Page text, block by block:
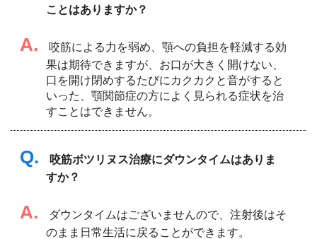
ことはありますか？
A.
咬筋による力を弱め、顎への負担を軽減する効
果は期待できますが、お口が大きく開けない、
口を開け閉めするたびにカクカクと音がすると
いった、顎関節症の方によく見られる症状を治
すことはできません。
Q.
咬筋ボツリヌス治療にダウンタイムはありま
すか？
A.
ダウンタイムはございませんので、注射後はそ
のまま日常生活に戻ることができます。